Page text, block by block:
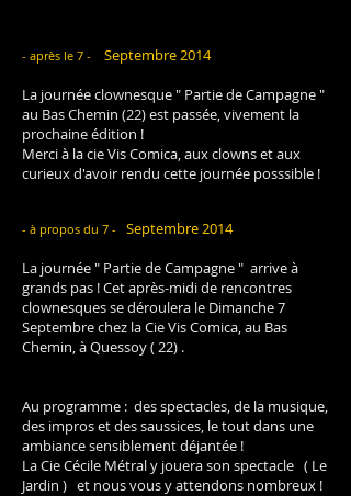
- après le 7 -
Septembre 2014
La journée clownesque " Partie de Campagne "
au Bas Chemin (22)est passée, vivement la
prochaine édition !
Merci à la cie Vis Comica, aux clowns et aux
curieux d'avoir rendu cette journée posssible !
- à propos du 7 - Septembre 2014
La journée " Partie de Campagne " arrive à
grands pas ! Cet après-midi de rencontres
clownesques se déroulera le Dimanche 7
Septembre chez la Cie Vis Comica, au Bas
Chemin, à Quessoy ( 22) .
Au programme : des spectacles, de la musique,
des impros et des saussices, le tout dans une
ambiance sensiblement déjantée !
La Cie Cécile Métral y jouera son spectacle ( Le
Jardin ) et nous vous y attendons nombreux !